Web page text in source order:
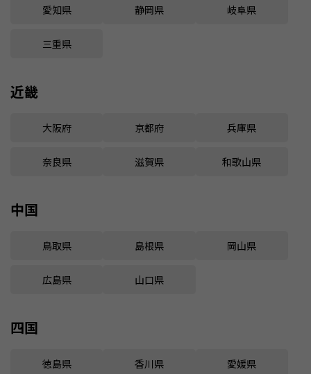
愛知県 静岡県 岐阜県
三重県
近畿
大阪府 京都府 兵庫県
奈良県 滋賀県 和歌山県
中国
鳥取県 島根県 岡山県
広島県 山口県
四国
徳島県 香川県 愛媛県